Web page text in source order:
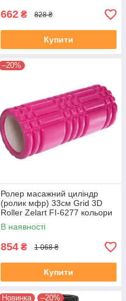
662 ₴ 828 ₴
Купити
–20%
Ролер масажний циліндр
(ролик мфр) 33см Grid 3D
Roller Zelart FI-6277 кольори
в асортименті
В наявності
854 ₴ 1 068 ₴
Купити
Новинка –20%